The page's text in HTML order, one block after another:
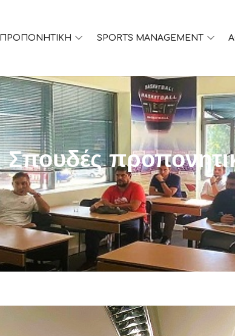
ΠΡΟΠΟΝΗΤΙΚΗ SPORTS MANAGEMENT
Σπουδές